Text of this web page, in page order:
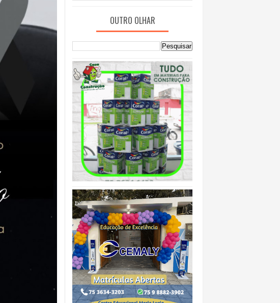
OUTRO OLHAR